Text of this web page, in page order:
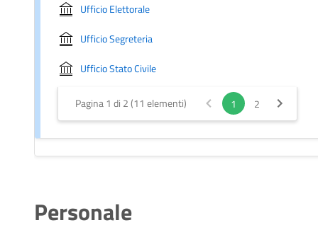
Ufficio Elettorale
Ufficio Segreteria
Ufficio Stato Civile
Pagina 1 di 2 (11 elementi) 1 2
Personale